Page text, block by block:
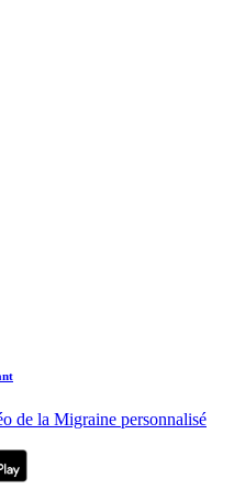
de la Migraine personnalisé